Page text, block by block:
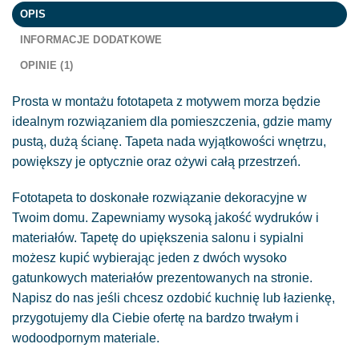
OPIS
INFORMACJE DODATKOWE
OPINIE (1)
Prosta w montażu fototapeta z motywem morza będzie
idealnym rozwiązaniem dla pomieszczenia, gdzie mamy
pustą, dużą ścianę. Tapeta nada wyjątkowości wnętrzu,
powiększy je optycznie oraz ożywi całą przestrzeń.
Fototapeta to doskonałe rozwiązanie dekoracyjne w
Twoim domu. Zapewniamy wysoką jakość wydruków i
materiałów. Tapetę do upiększenia salonu i sypialni
możesz kupić wybierając jeden z dwóch wysoko
gatunkowych materiałów prezentowanych na stronie.
Napisz do nas jeśli chcesz ozdobić kuchnię lub łazienkę,
przygotujemy dla Ciebie ofertę na bardzo trwałym i
wodoodpornym materiale.